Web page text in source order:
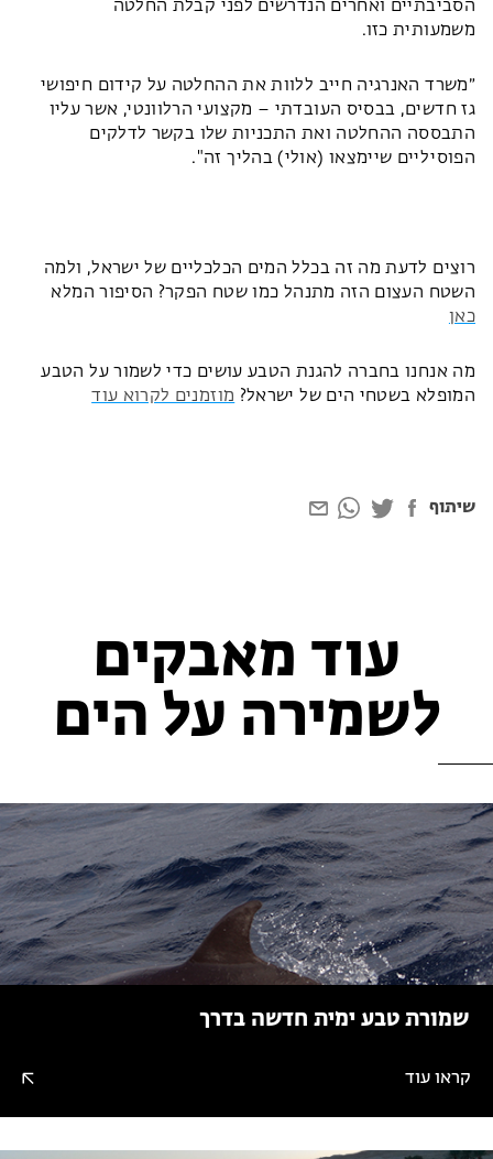
הסביבתיים ואחרים הנדרשים לפני קבלת החלטה
משמעותית כזו.
״משרד האנרגיה חייב ללוות את ההחלטה על קידום חיפושי
גז חדשים, בבסיס העובדתי – מקצועי הרלוונטי, אשר עליו
התבססה ההחלטה ואת התכניות שלו בקשר לדלקים
הפוסיליים שיימצאו (אולי) בהליך זה".
רוצים לדעת מה זה בכלל המים הכלכליים של ישראל, ולמה
השטח העצום הזה מתנהל כמו שטח הפקר? הסיפור המלא
כאן
מה אנחנו בחברה להגנת הטבע עושים כדי לשמור על הטבע
המופלא בשטחי הים של ישראל? מוזמנים לקרוא עוד
שיתוף
עוד מאבקים
לשמירה על הים
שמורת טבע ימית חדשה בדרך
קראו עוד